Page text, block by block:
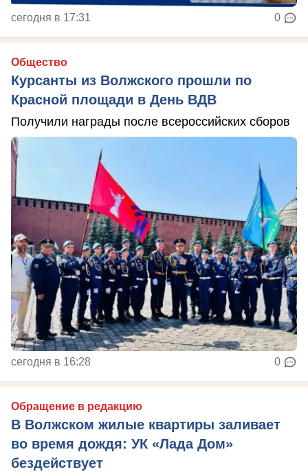
сегодня в 17:31 0
Общество
Курсанты из Волжского прошли по
Красной площади в День ВДВ
Получили награды после всероссийских сборов
сегодня в 16:28 0
Обращение в редакцию
В Волжском жилые квартиры заливает
во время дождя: УК «Лада Дом»
бездействует